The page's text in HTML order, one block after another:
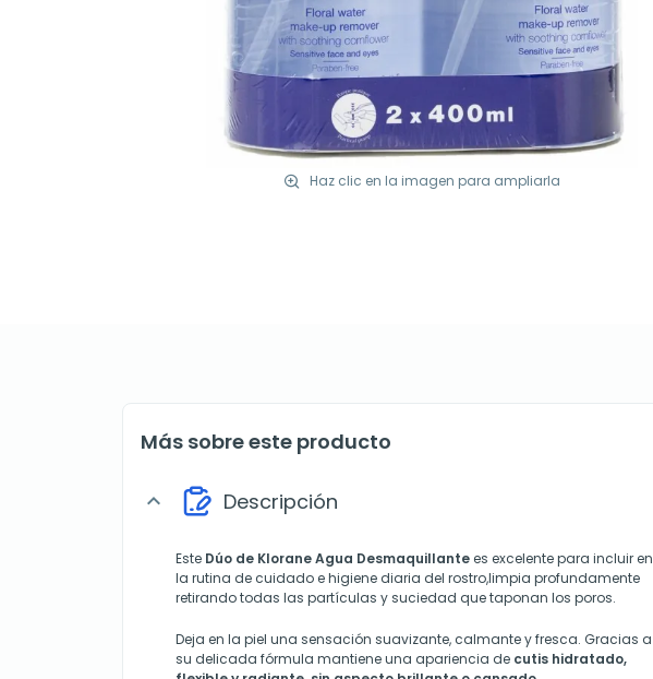
Haz clic en la imagen para ampliarla
Más sobre este producto
expand_more Descripción
Este Dúo de Klorane Agua Desmaquillantees excelente para incluir en
la rutina de cuidado e higiene diaria del rostro,limpia profundamente
retirando todas las partículas y suciedad que taponan los poros.
Deja en la piel una sensación suavizante, calmante y fresca. Gracias a
su delicada fórmula mantiene una apariencia de cutis hidratado,